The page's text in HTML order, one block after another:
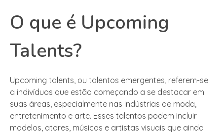
O que é Upcoming
Talents?
Upcoming talents, ou talentos emergentes, referem-se
a indivíduos que estão começando a se destacar em
suas áreas, especialmente nas indústrias de moda,
entretenimento e arte. Esses talentos podem incluir
modelos, atores, músicos e artistas visuais que ainda